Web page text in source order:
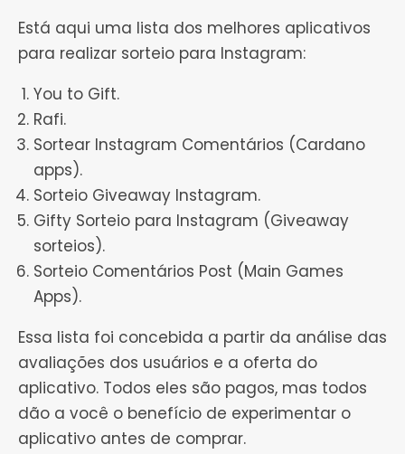
Está aqui uma lista dos melhores aplicativos
para realizar sorteio para Instagram:
You to Gift.
Rafi.
Sortear Instagram Comentários (Cardano
apps).
Sorteio Giveaway Instagram.
Gifty Sorteio para Instagram (Giveaway
sorteios).
Sorteio Comentários Post (Main Games
Apps).
Essa lista foi concebida a partir da análise das
avaliações dos usuários e a oferta do
aplicativo. Todos eles são pagos, mas todos
dão a você o benefício de experimentar o
aplicativo antes de comprar.